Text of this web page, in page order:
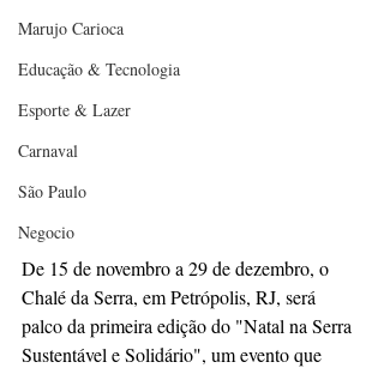
Marujo Carioca
Educação & Tecnologia
Esporte & Lazer
Carnaval
São Paulo
Negocio
De 15 de novembro a 29 de dezembro, o
Chalé da Serra, em Petrópolis, RJ, será
palco da primeira edição do "Natal na Serra
Sustentável e Solidário", um evento que